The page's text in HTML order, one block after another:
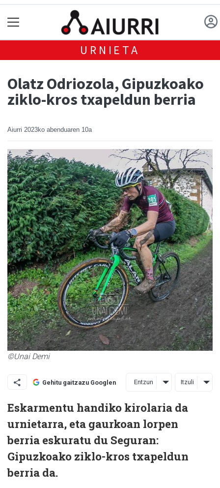
URNIETA
Olatz Odriozola, Gipuzkoako
ziklo-kros txapeldun berria
Aiurri 2023ko abenduaren 10a
©Unai Demi
Gehitu gaitzazu Googlen Entzun Itzuli
Eskarmentu handiko kirolaria da
urnietarra, eta gaurkoan lorpen
berria eskuratu du Seguran:
Gipuzkoako ziklo-kros txapeldun
berria da.